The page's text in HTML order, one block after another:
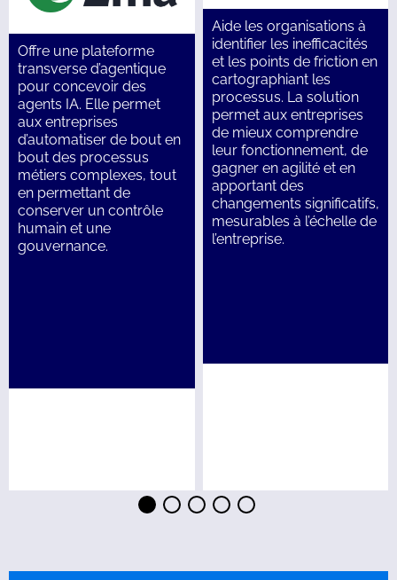
Offre une plateforme
transverse d’agentique
pour concevoir des
agents IA. Elle permet
aux entreprises
d’automatiser de bout en
bout des processus
métiers complexes, tout
en permettant de
conserver un contrôle
humain et une
gouvernance.
Aide les organisations à
identifier les inefficacités
et les points de friction en
cartographiant les
processus. La solution
permet aux entreprises
de mieux comprendre
leur fonctionnement, de
gagner en agilité et en
apportant des
changements significatifs,
mesurables à l’échelle de
l’entreprise.